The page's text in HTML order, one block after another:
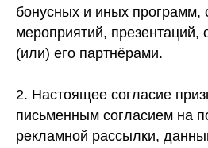
бонусных и иных программ,
мероприятий, презентаций,
(или) его партнёрами.
2. Настоящее согласие
письменным согласием на
рекламной рассылки,